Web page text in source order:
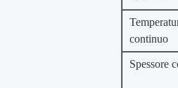
continuo
Spessore